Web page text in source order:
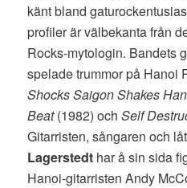
känt bland
profiler är välbekanta från
Rocks-mytologin. Bandets
spelade trummor på Hanoi
Shocks Saigon Shakes
Beat(1982) ochSelf
Gitarristen, sångaren och
Lagerstedt har å sin sida
Hanoi-gitarristen Andy